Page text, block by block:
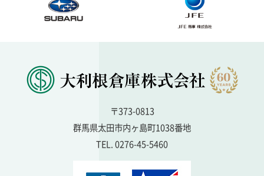
〒373-0813
群馬県太田市内ヶ島町1038番地
TEL. 0276-45-5460